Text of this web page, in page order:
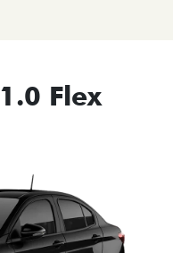
Flex